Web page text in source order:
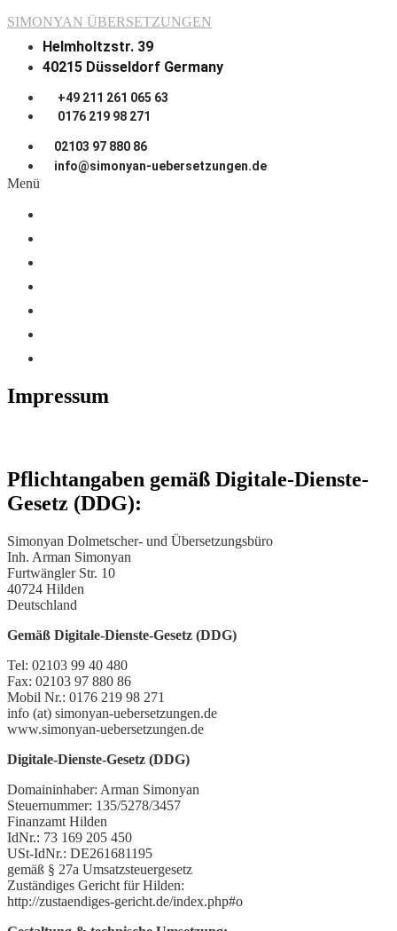
SIMONYAN ÜBERSETZUNGEN
Helmholtzstr. 39
40215 Düsseldorf Germany
+49 211 261 065 63
0176 219 98 271
02103 97 880 86
info@simonyan-uebersetzungen.de
Menü
Impressum
Pflichtangaben gemäß Digitale-Dienste-
Gesetz (DDG):
Simonyan Dolmetscher- und Übersetzungsbüro
Inh. Arman Simonyan
Furtwängler Str. 10
40724 Hilden
Deutschland
Gemäß Digitale-Dienste-Gesetz (DDG)
Tel: 02103 99 40 480
Fax: 02103 97 880 86
Mobil Nr.: 0176 219 98 271
info (at) simonyan-uebersetzungen.de
www.simonyan-uebersetzungen.de
Digitale-Dienste-Gesetz (DDG)
Domaininhaber: Arman Simonyan
Steuernummer: 135/5278/3457
Finanzamt Hilden
IdNr.: 73 169 205 450
USt-IdNr.: DE261681195
gemäß § 27a Umsatzsteuergesetz
Zuständiges Gericht für Hilden:
http://zustaendiges-gericht.de/index.php#o